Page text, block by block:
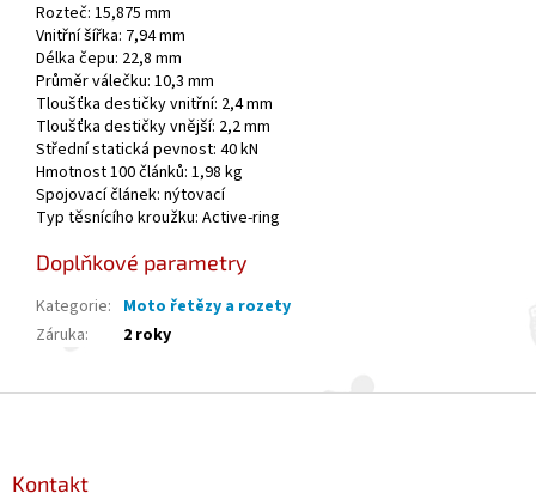
Rozteč: 15,875 mm
Vnitřní šířka: 7,94 mm
Délka čepu: 22,8 mm
Průměr válečku: 10,3 mm
Tloušťka destičky vnitřní: 2,4 mm
Tloušťka destičky vnější: 2,2 mm
Střední statická pevnost: 40 kN
Hmotnost 100 článků: 1,98 kg
Spojovací článek: nýtovací
Typ těsnícího kroužku: Active-ring
Doplňkové parametry
Kategorie: Moto řetězy a rozety
Záruka: 2 roky
Kontakt